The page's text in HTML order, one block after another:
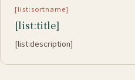
[list:sortname]
[list:title]
[list:description]